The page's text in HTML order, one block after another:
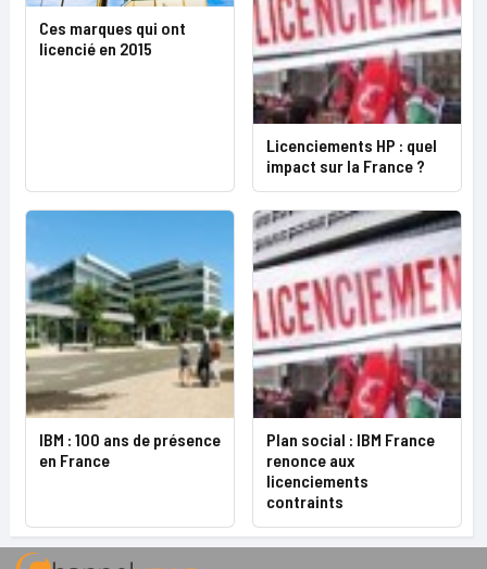
Ces marques qui ont
licencié en 2015
Licenciements HP : quel
impact sur la France ?
IBM : 100 ans de présence
en France
Plan social : IBM France
renonce aux
licenciements
contraints